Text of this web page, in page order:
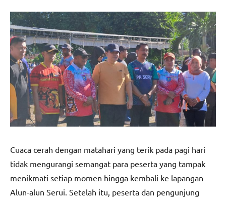
Cuaca cerah dengan matahari yang terik pada pagi hari
tidak mengurangi semangat para peserta yang tampak
menikmati setiap momen hingga kembali ke lapangan
Alun-alun Serui. Setelah itu, peserta dan pengunjung